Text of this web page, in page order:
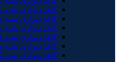
کاغذ دیواری
کاغذ دیواری پتینه
کاغذ دیواری
کاغذ دیواری پتینه
کاغذ دیواری
کاغذ دیواری